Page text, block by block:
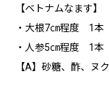
【ベトナムなます】
・大根7㎝程度 1本
・人参5㎝程度 1本
【A】砂糖、酢、ヌ